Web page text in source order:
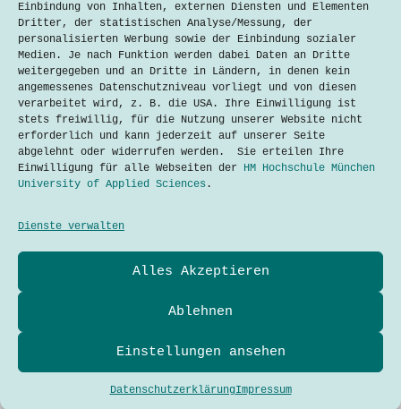
Einbindung von Inhalten, externen Diensten und Elementen
Dritter, der statistischen Analyse/Messung, der
personalisierten Werbung sowie der Einbindung sozialer
Medien. Je nach Funktion werden dabei Daten an Dritte
weitergegeben und an Dritte in Ländern, in denen kein
angemessenes Datenschutzniveau vorliegt und von diesen
verarbeitet wird, z. B. die USA. Ihre Einwilligung ist
stets freiwillig, für die Nutzung unserer Website nicht
erforderlich und kann jederzeit auf unserer Seite
abgelehnt oder widerrufen werden. Sie erteilen Ihre
Einwilligung für alle Webseiten der HM Hochschule München
University of Applied Sciences .
Dienste verwalten
Alles Akzeptieren
Ablehnen
Einstellungen ansehen
DatenschutzerklärungImpressum
Nachhaltige Mobilitätslösungen in München
Mohamed Arshe
16. September 2024
Datenschutzerklärung
Impressum
Cookies
und Technologie-Kommunikation der Hochschule München
University of Applied Sciences.
Hochschule München
Dachauer Str. 100a
80335 München
Copyright © 2026 - WordPress Theme
TechTalkers Team